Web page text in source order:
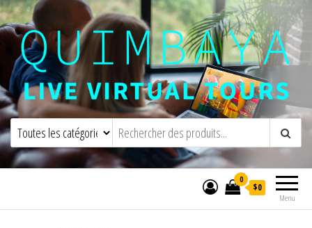
Quimbaya Virtual ToursVisites virtuelles interactives en direct
Menu
0
$0